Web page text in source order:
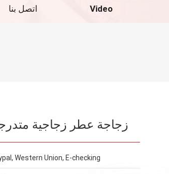
اتصل بنا Video
زجاجة عطر زجاجية متدرجة
Western Union, E-checking